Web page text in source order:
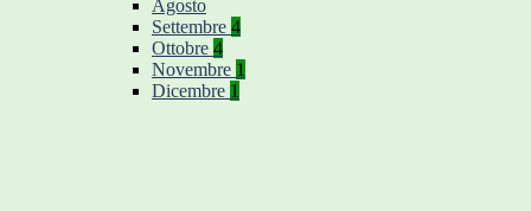
Agosto
Settembre 4
Ottobre 4
Novembre 1
Dicembre 1